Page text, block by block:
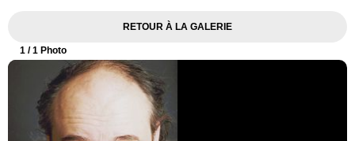
RETOUR À LA GALERIE
1 / 1 Photo